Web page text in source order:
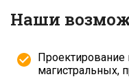
Наши
Проектирование
магистральных,